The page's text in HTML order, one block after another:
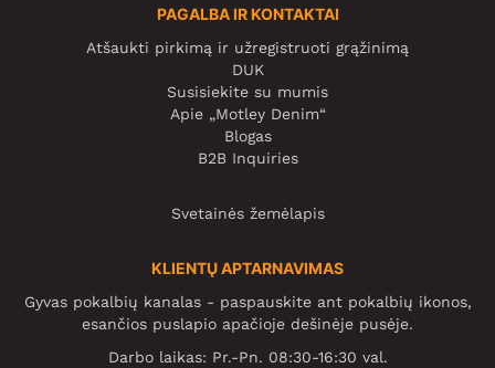
PAGALBA IR KONTAKTAI
Atšaukti pirkimą ir užregistruoti grąžinimą
DUK
Susisiekite su mumis
Apie „Motley Denim“
Blogas
B2B Inquiries
Svetainės žemėlapis
KLIENTŲ APTARNAVIMAS
Gyvas pokalbių kanalas - paspauskite ant pokalbių ikonos,
esančios puslapio apačioje dešinėje pusėje.
Darbo laikas: Pr.-Pn. 08:30-16:30 val.